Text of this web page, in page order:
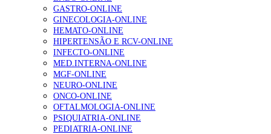
Alguns milhares de utentes podem ficar sem médico de
família com nova regras do registo, alerta associação
155 visualizações
1.º Episódio do Podcast “Frequência Cardio – Sintoniza-
te na Insuficiência Cardíaca” da Bayer
99 visualizações
GASTRO-ONLINE
GINECOLOGIA-ONLINE
HEMATO-ONLINE
HIPERTENSÃO E RCV-ONLINE
INFECTO-ONLINE
MED.INTERNA-ONLINE
MGF-ONLINE
NEURO-ONLINE
ONCO-ONLINE
OFTALMOLOGIA-ONLINE
PSIQUIATRIA-ONLINE
PEDIATRIA-ONLINE